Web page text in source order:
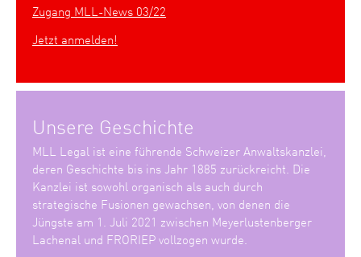
Zugang MLL-News 03/22
Jetzt anmelden!
Unsere Geschichte
MLL Legal ist eine führende Schweizer Anwaltskanzlei,
deren Geschichte bis ins Jahr 1885 zurückreicht. Die
Kanzlei ist sowohl organisch als auch durch
strategische Fusionen gewachsen, von denen die
Jüngste am 1. Juli 2021 zwischen Meyerlustenberger
Lachenal und FRORIEP vollzogen wurde.